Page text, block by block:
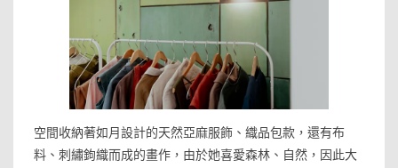
空間收納著如月設計的天然亞麻服飾、織品包款，還有布
料、刺繡鉤織而成的畫作，由於她喜愛森林、自然，因此大